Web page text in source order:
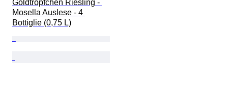
Goldtropfchen Riesling -
Mosella Auslese - 4
Bottiglie (0,75 L)